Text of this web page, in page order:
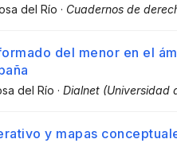
del Río · Cuadernos de
del menor en el
del Río · Dialnet (Universidad
y mapas